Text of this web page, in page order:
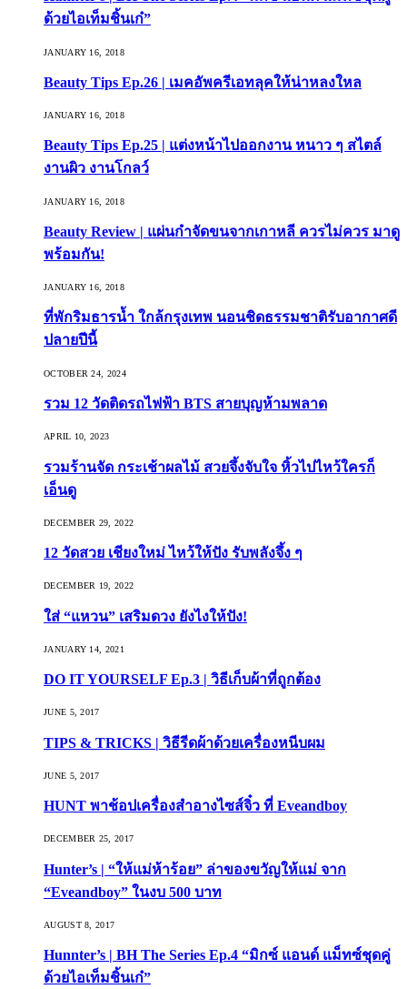
ด้วยไอเท็มชิ้นเก๋”
JANUARY 16, 2018
Beauty Tips Ep.26 | เมคอัพครีเอทลุคให้น่าหลงใหล
JANUARY 16, 2018
Beauty Tips Ep.25 | แต่งหน้าไปออกงาน หนาว ๆ สไตล์
งานผิว งานโกลว์
JANUARY 16, 2018
Beauty Review | แผ่นกำจัดขนจากเกาหลี ควรไม่ควร มาดู
พร้อมกัน!
JANUARY 16, 2018
ที่พักริมธารน้ำ ใกล้กรุงเทพ นอนชิดธรรมชาติรับอากาศดี
ปลายปีนี้
OCTOBER 24, 2024
รวม 12 วัดติดรถไฟฟ้า BTS สายบุญห้ามพลาด
APRIL 10, 2023
รวมร้านจัด กระเช้าผลไม้ สวยจึ้งจับใจ หิ้วไปไหว้ใครก็
เอ็นดู
DECEMBER 29, 2022
12 วัดสวย เชียงใหม่ ไหว้ให้ปัง รับพลังจึ้ง ๆ
DECEMBER 19, 2022
ใส่ “แหวน” เสริมดวง ยังไงให้ปัง!
JANUARY 14, 2021
DO IT YOURSELF Ep.3 | วิธีเก็บผ้าที่ถูกต้อง
JUNE 5, 2017
TIPS & TRICKS | วิธีรีดผ้าด้วยเครื่องหนีบผม
JUNE 5, 2017
HUNT พาช้อปเครื่องสำอางไซส์จิ๋ว ที่ Eveandboy
DECEMBER 25, 2017
Hunter’s | “ให้แม่ห้าร้อย” ล่าของขวัญให้แม่ จาก
“Eveandboy” ในงบ 500 บาท
AUGUST 8, 2017
Hunnter’s | BH The Series Ep.4 “มิกซ์ แอนด์ แม็ทซ์ชุดคู่
ด้วยไอเท็มชิ้นเก๋”